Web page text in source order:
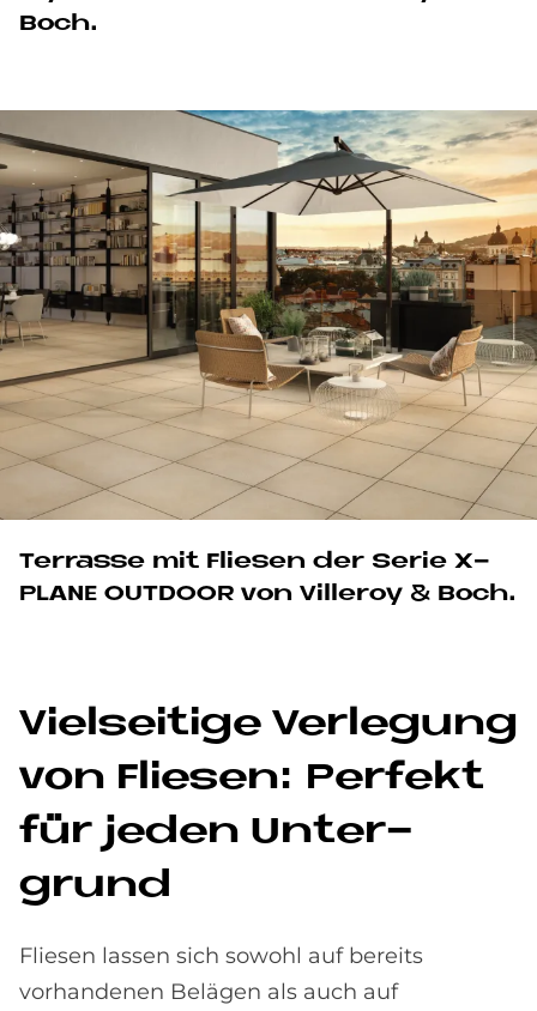
Boch.
Terrasse mit Fliesen der Serie X-
PLANE OUTDOOR von Villeroy & Boch.
Viel­sei­ti­ge Ver­le­gung
von Flie­sen: Per­fe­kt
für je­den Un­ter­
grund
Fliesen lassen sich sowohl auf bereits
vorhandenen Belägen als auch auf